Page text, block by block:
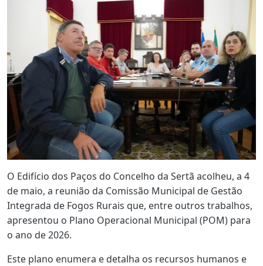
O Edifício dos Paços do Concelho da Sertã acolheu, a 4
de maio, a reunião da Comissão Municipal de Gestão
Integrada de Fogos Rurais que, entre outros trabalhos,
apresentou o Plano Operacional Municipal (POM) para
o ano de 2026.
Este plano enumera e detalha os recursos humanos e